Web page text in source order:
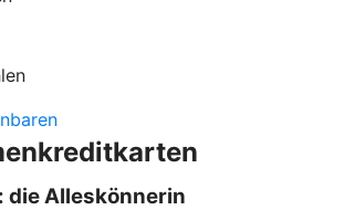
die Alleskönnerin